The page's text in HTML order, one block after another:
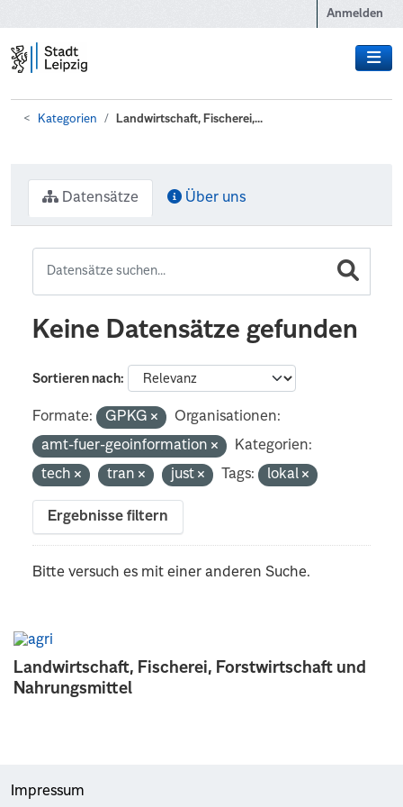
Anmelden
Kategorien Landwirtschaft, Fischerei,...
Landwirtschaft, Fischerei, Forstwirtschaft und
Nahrungsmittel
Datensätze Über uns
Keine Datensätze gefunden
Sortieren nach
Formate: GPKG
Organisationen:
amt-fuer-geoinformation
Kategorien:
tech
tran just Tags: lokal
Ergebnisse filtern
Bitte versuch es mit einer anderen Suche.
Impressum